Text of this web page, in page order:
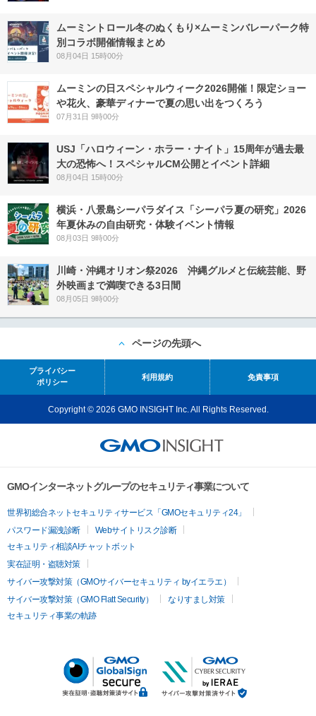
ムーミントロール冬のぬくもり×ムーミンバレーパーク特
別コラボ開催情報まとめ
08月04日 15時00分
ムーミンの日スペシャルウィーク2026開催！限定ショー
や花火、豪華ディナーで夏の思い出をつくろう
07月31日 9時00分
USJ「ハロウィーン・ホラー・ナイト」15周年が過去最
大の恐怖へ！スペシャルCM公開とイベント詳細
08月04日 15時00分
横浜・八景島シーパラダイス「シーパラ夏の研究」2026
年夏休みの自由研究・体験イベント情報
08月03日 9時00分
川崎・沖縄オリオン祭2026 沖縄グルメと伝統芸能、野
外映画まで満喫できる3日間
08月05日 9時00分
ページの先頭へ
プライバシー
ポリシー
利用規約 免責事項
Copyright © 2026 GMO INSIGHT Inc. All Rights Reserved.
GMOインターネットグループのセキュリティ事業について
世界初総合ネットセキュリティサービス「GMOセキュリティ24」
パスワード漏洩診断
Webサイトリスク診断
セキュリティ相談AIチャットボット
実在証明・盗聴対策
サイバー攻撃対策（GMOサイバーセキュリティ byイエラエ）
サイバー攻撃対策（GMO Flatt Security）
なりすまし対策
セキュリティ事業の軌跡